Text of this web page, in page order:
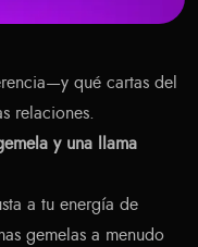
qué cartas del
relaciones.
y una llama
a tu energía de
gemelas a menudo